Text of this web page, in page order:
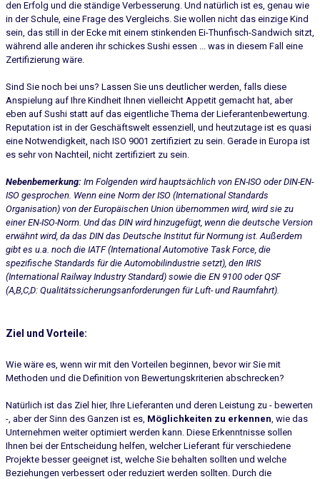
den Erfolg und die ständige Verbesserung. Und natürlich ist es, genau wie
in der Schule, eine Frage des Vergleichs. Sie wollen nicht das einzige Kind
sein, das still in der Ecke mit einem stinkenden Ei-Thunfisch-Sandwich sitzt,
während alle anderen ihr schickes Sushi essen ... was in diesem Fall eine
Zertifizierung wäre.
Sind Sie noch bei uns? Lassen Sie uns deutlicher werden, falls diese
Anspielung auf Ihre Kindheit Ihnen vielleicht Appetit gemacht hat, aber
eben auf Sushi statt auf das eigentliche Thema der Lieferantenbewertung.
Reputation ist in der Geschäftswelt essenziell, und heutzutage ist es quasi
eine Notwendigkeit, nach ISO 9001 zertifiziert zu sein. Gerade in Europa ist
es sehr von Nachteil, nicht zertifiziert zu sein.
Nebenbemerkung: Im Folgenden wird hauptsächlich von EN-ISO oder DIN-EN-
ISO gesprochen. Wenn eine Norm der ISO (International Standards
Organisation) von der Europäischen Union übernommen wird, wird sie zu
einer EN-ISO-Norm. Und das DIN wird hinzugefügt, wenn die deutsche Version
erwähnt wird, da das DIN das Deutsche Institut für Normung ist. Außerdem
gibt es u.a. noch die IATF (International Automotive Task Force, die
spezifische Standards für die Automobilindustrie setzt), den IRIS
(International Railway Industry Standard) sowie die EN 9100 oder QSF
(A,B,C,D: Qualitätssicherungsanforderungen für Luft- und Raumfahrt).
Ziel und Vorteile:
Wie wäre es, wenn wir mit den Vorteilen beginnen, bevor wir Sie mit
Methoden und die Definition von Bewertungskriterien abschrecken?
Natürlich ist das Ziel hier, Ihre Lieferanten und deren Leistung zu - bewerten
-, aber der Sinn des Ganzen ist es, Möglichkeiten zu erkennen , wie das
Unternehmen weiter optimiert werden kann. Diese Erkenntnisse sollen
Ihnen bei der Entscheidung helfen, welcher Lieferant für verschiedene
Projekte besser geeignet ist, welche Sie behalten sollten und welche
Beziehungen verbessert oder reduziert werden sollten. Durch die